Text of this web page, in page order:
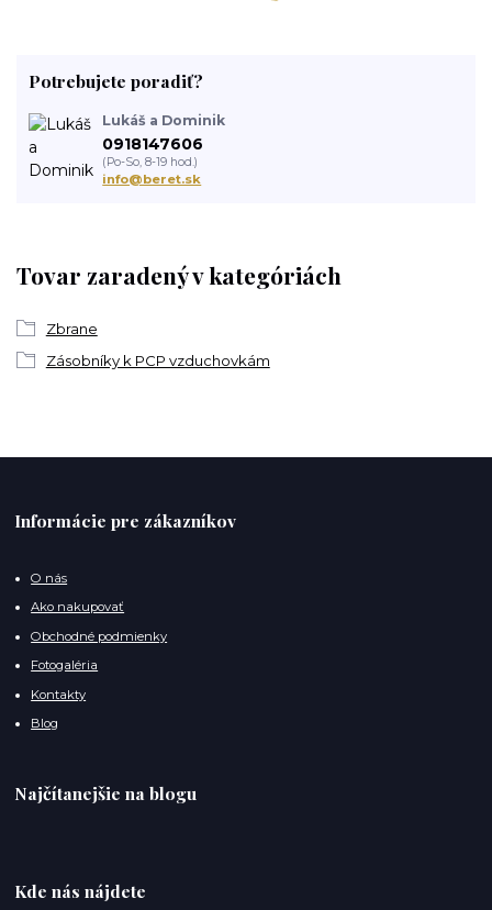
Tovar zaradený v kategóriách
Zbrane
Zásobníky k PCP vzduchovkám
Potrebujete poradiť?
Lukáš a Dominik
0918147606
(Po-So, 8-19 hod.)
info@beret.sk
Informácie pre zákazníkov
O nás
Ako nakupovať
Obchodné podmienky
Fotogaléria
Kontakty
Blog
Najčítanejšie na blogu
Kde nás nájdete